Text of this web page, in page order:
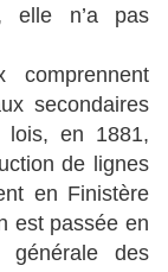
elle n’a pas
comprennent
secondaires
lois, en 1881,
de lignes
en Finistère
est passée en
des